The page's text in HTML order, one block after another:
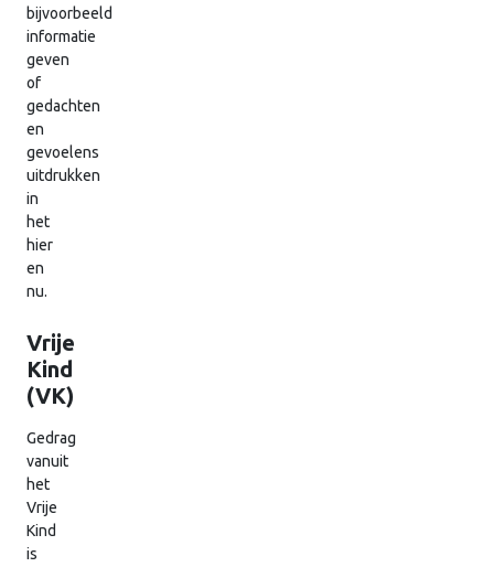
bijvoorbeeld
informatie
geven
of
gedachten
en
gevoelens
uitdrukken
in
het
hier
en
nu.
Vrije
Kind
(VK)
Gedrag
vanuit
het
Vrije
Kind
is